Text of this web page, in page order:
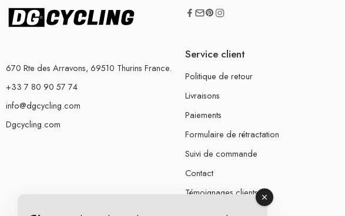
670 Rte des Arravons, 69510 Thurins France.
+33 7 80 90 57 74
info@dgcycling.com
Dgcycling.com
Service client
Politique de retour
Livraisons
Paiements
Formulaire de rétractation
Suivi de commande
Contact
Témoignages clients